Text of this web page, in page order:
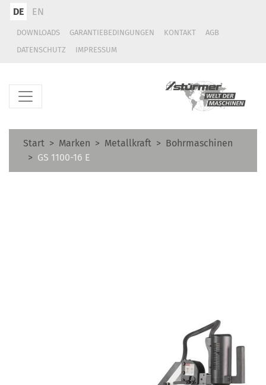
DE EN
DOWNLOADS GARANTIEBEDINGUNGEN KONTAKT
AGB
DATENSCHUTZ
IMPRESSUM
Start Marken Metallkraft
Bohrmaschinen
GS 1100-16 E